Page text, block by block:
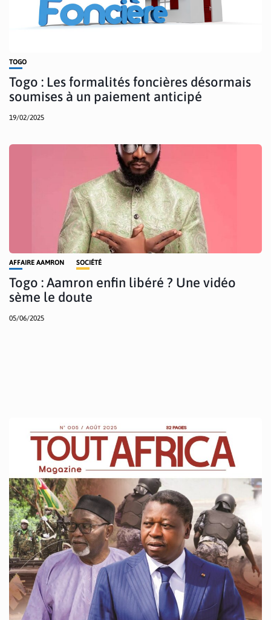
TOGO
Togo : Les formalités foncières désormais
soumises à un paiement anticipé
19/02/2025
AFFAIRE AAMRON SOCIÉTÉ
Togo : Aamron enfin libéré ? Une vidéo
sème le doute
05/06/2025